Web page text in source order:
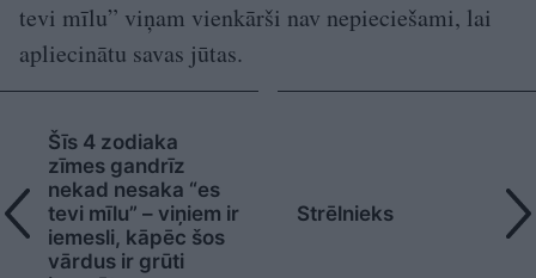
tevi mīlu” viņam vienkārši nav nepieciešami, lai
apliecinātu savas jūtas.
Šīs 4 zodiaka
zīmes gandrīz
nekad nesaka “es
tevi mīlu” – viņiem ir
iemesli, kāpēc šos
vārdus ir grūti
Strēlnieks